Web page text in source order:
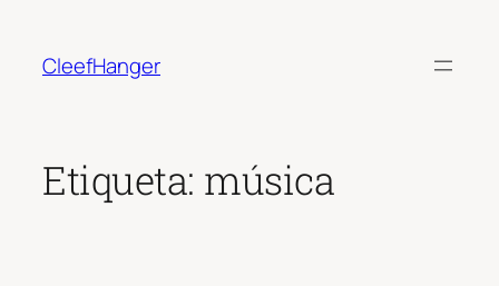
contenido
CleefHanger
Etiqueta: música